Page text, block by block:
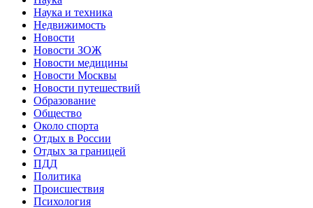
Наука и техника
Недвижимость
Новости
Новости ЗОЖ
Новости медицины
Новости Москвы
Новости путешествий
Образование
Общество
Около спорта
Отдых в России
Отдых за границей
ПДД
Политика
Происшествия
Психология